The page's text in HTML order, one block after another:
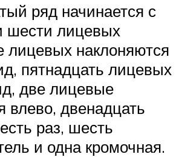
ряд начинается с
шести лицевых
лицевых наклоняются
пятнадцать лицевых
две лицевые
влево, двенадцать
раз, шесть
и одна кромочная.